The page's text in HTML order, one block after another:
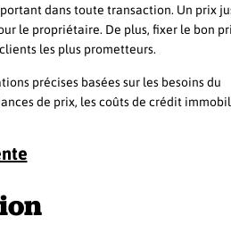
dans toute transaction. Un prix
le propriétaire. De plus, fixer le bon
les plus prometteurs.
précises basées sur les besoins du
de prix, les coûts de crédit